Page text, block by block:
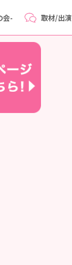
会- 取材/出演